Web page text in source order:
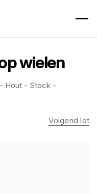
wielen
Hout - Stock -
Volgend lot